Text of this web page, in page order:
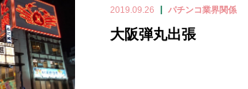
2019.09.26 パチンコ業界関係
大阪弾丸出張